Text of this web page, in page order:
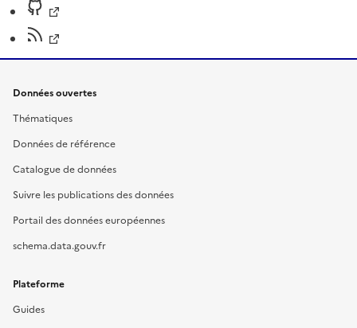
Données ouvertes
Thématiques
Données de référence
Catalogue de données
Suivre les publications des données
Portail des données européennes
schema.data.gouv.fr
Plateforme
Guides